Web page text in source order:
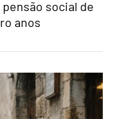
social de
anos